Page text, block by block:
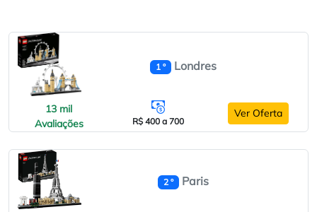
1 º Londres
13 mil
Avaliações
R$ 400 a 700
Ver Oferta
2 º Paris